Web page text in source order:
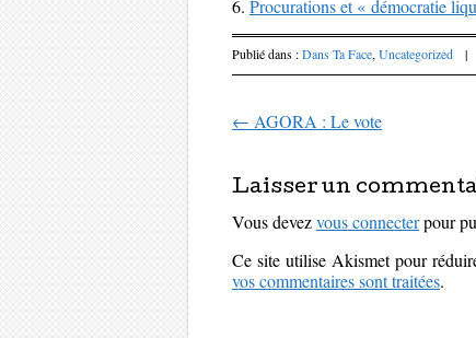
6. Procurations et « démocratie
Publié dans :Dans Ta Face, Uncategorized |
Parcourir les
← AGORA : Le vote
Laisser un
Vous devezvous connecterpour
Ce site utilise Akismet pour
vos commentaires sont traitées.